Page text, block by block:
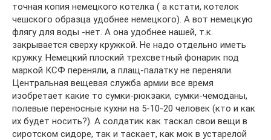
точная копия немецкого котелка ( а кстати, котелок
чешского образца удобнее немецкого). А вот немецкую
флягу для воды -нет. А она удобнее нашей, т.к.
закрывается сверху кружкой. Не надо отдельно иметь
кружку. Немецкий плоский трехсветный фонарик под
маркой КСФ переняли, а плащ-палатку не переняли.
Центральная вещевая служба армии все время
изобретает какие то сумки-рюкзаки, сумки-чемоданы,
полевые переносные кухни на 5-10-20 человек (кто и как
их будет носить?). А солдатик как таскал свои вещи в
сиротском сидоре, так и таскает, как мок в устарелой